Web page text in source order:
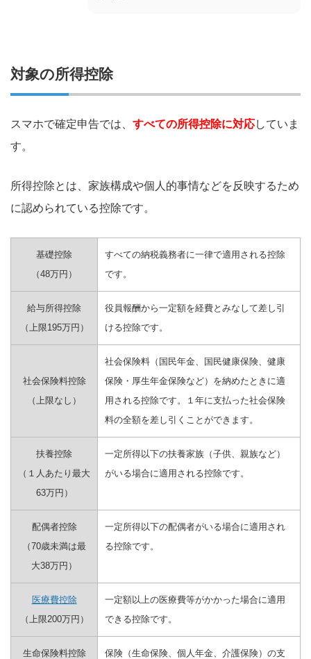
対象の所得控除
スマホで確定申告では、 すべての所得控除に対応していま
す。
所得控除とは、家族構成や個人的事情などを反映するため
に認められている控除です。
基礎控除
（48万円）
すべての納税義務者に一律で適用される控除
です。
給与所得控除
（上限195万円）
役員報酬から一定額を経費とみなして差し引
ける控除です。
社会保険料控除
（上限なし）
社会保険料（国民年金、国民健康保険、健康
保険・厚生年金保険など）を納めたときに適
用される控除です。１年に支払った社会保険
料の全額を差し引くことができます。
扶養控除
（１人あたり最大
63万円）
一定所得以下の扶養家族（子供、親族など）
がいる場合に適用される控除です。
配偶者控除
（70歳未満は最
大38万円）
一定所得以下の配偶者がいる場合に適用され
る控除です。
医療費控除
（上限200万円）
一定額以上の医療費等がかかった場合に適用
できる控除です。
生命保険料控除
保険（生命保険、個人年金、介護保険）の支